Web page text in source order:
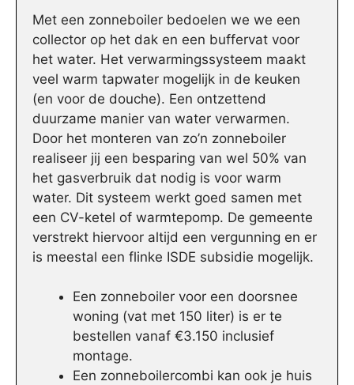
Met een zonneboiler bedoelen we we een
collector op het dak en een buffervat voor
het water. Het verwarmingssysteem maakt
veel warm tapwater mogelijk in de keuken
(en voor de douche). Een ontzettend
duurzame manier van water verwarmen.
Door het monteren van zo’n zonneboiler
realiseer jij een besparing van wel 50% van
het gasverbruik dat nodig is voor warm
water. Dit systeem werkt goed samen met
een CV-ketel of warmtepomp. De gemeente
verstrekt hiervoor altijd een vergunning en er
is meestal een flinke ISDE subsidie mogelijk.
Een zonneboiler voor een doorsnee
woning (vat met 150 liter) is er te
bestellen vanaf €3.150 inclusief
montage.
Een zonneboilercombi kan ook je huis